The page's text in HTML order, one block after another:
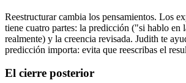
Reestructurar cambia los pensamientos. Los
tiene cuatro partes: la predicción ("si hablo en
realmente) y la creencia revisada. Judith te
predicción importa: evita que reescribas el
El cierre posterior